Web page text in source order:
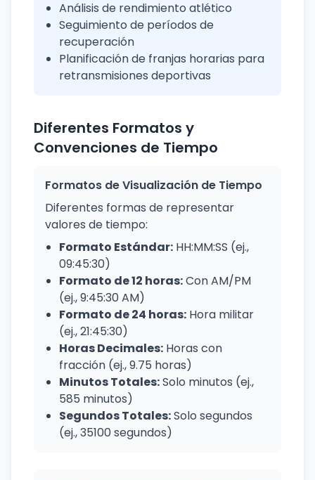
Análisis de rendimiento atlético
Seguimiento de períodos de
recuperación
Planificación de franjas horarias para
retransmisiones deportivas
Diferentes Formatos y
Convenciones de Tiempo
Formatos de Visualización de Tiempo
Diferentes formas de representar
valores de tiempo:
Formato Estándar: HH:MM:SS (ej.,
09:45:30)
Formato de 12 horas:Con AM/PM
(ej., 9:45:30 AM)
Formato de 24 horas: Hora militar
(ej., 21:45:30)
Horas Decimales: Horas con
fracción (ej., 9.75 horas)
Minutos Totales:Solo minutos (ej.,
585 minutos)
Segundos Totales:Solo segundos
(ej., 35100 segundos)